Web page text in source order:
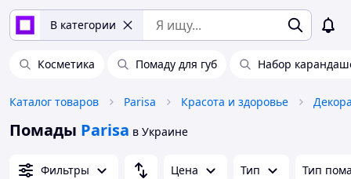
В категории
Косметика Помаду для губ Набор
Каталог товаров Parisa Красота и здоровье
Помады Parisa в Украине
Фильтры Цена Тип Тип